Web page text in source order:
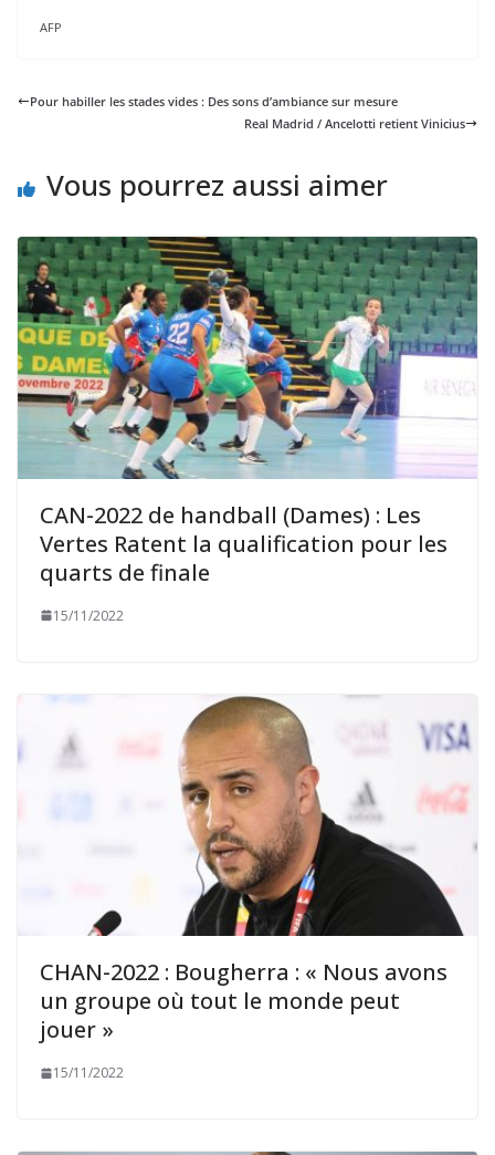
AFP
Pour habiller les stades vides : Des sons d’ambiance sur mesure
Real Madrid / Ancelotti retient Vinicius
Vous pourrez aussi aimer
CAN-2022 de handball (Dames) : Les
Vertes Ratent la qualification pour les
quarts de finale
15/11/2022
CHAN-2022 : Bougherra : « Nous avons
un groupe où tout le monde peut
jouer »
15/11/2022